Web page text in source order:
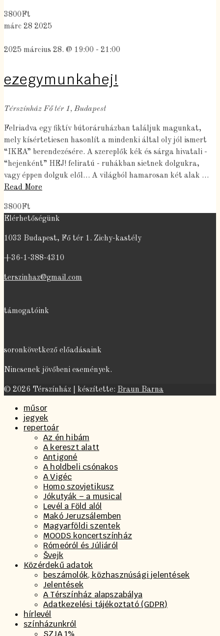
3800Ft
márc 28 2025
2025 március 28. @ 19:00 - 21:00
ezegymunkahej!
Térszínház Fő tér 1, Budapest
Felriadva egy fiktív bútoráruházban találjuk magunkat,
mely kísértetiesen hasonlít a mindenki által oly jól ismert
“IKEA” berendezésére. A szereplők kék és sárga hivatali -
“hejenként” HEJ! feliratú - ruhákban sietnek dolgukra,
vagy éppen dolguk elől… A világból hamarosan két alak …
Read More
3800Ft
Elérhetőségünk
1033 Budapest, Fő tér 1. Zichy-kastély
+36-1-388-4310
terszinhaz@gmail.com
támogatóink
soronkövetkező előadásaink
Nincsenek jövőbeni események.
© 2026 Térszínház | készítette: Braun Barna
műsor
jegyek
repertoár
Az én hibám
A kereszt alatt
Antigoné
A holdbeli csónakos
A Vigéc
Homo szovjetikusz
Jókutyák – a musical
Levél a Föld alól
Makó Jeruzsálemben
Magyarföldi szentek
MOODS koncertszínház
Rómeóról és Júliáról
Švejk
Közérdekű adatok
beszámolók, közhasznúsági jelentések
Jelentések
A Térszínház alapszabálya
Adatkezelési tájékoztató (GDPR)
hírlevél
színházunkról